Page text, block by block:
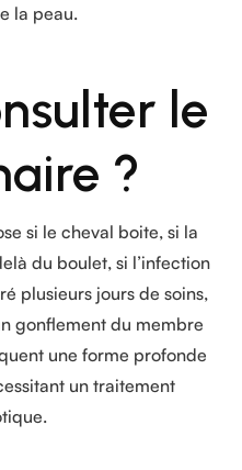
la peau.
le
?
si le cheval boite, si la
du boulet, si l’infection
plusieurs jours de soins,
gonflement du membre
une forme profonde
un traitement